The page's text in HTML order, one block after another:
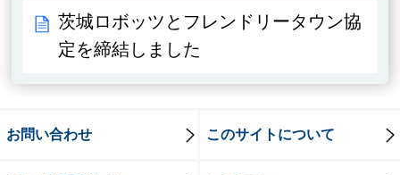
茨城ロボッツとフレンドリータウン協
定を締結しました
お問い合わせ このサイトについて